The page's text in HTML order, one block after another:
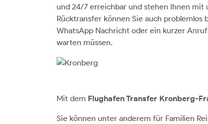
und 24/7 erreichbar und stehen Ihnen mit
Rücktransfer können Sie auch
WhatsApp Nachricht oder ein kurzer
warten müssen.
Mit dem Flughafen Transfer Kronberg-
Sie können unter anderem für Familien